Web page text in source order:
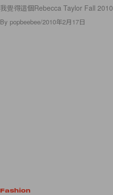
我覺得這個Rebecca Taylor Fall 2010
By popbeebee/2010年2月17日
Fashion